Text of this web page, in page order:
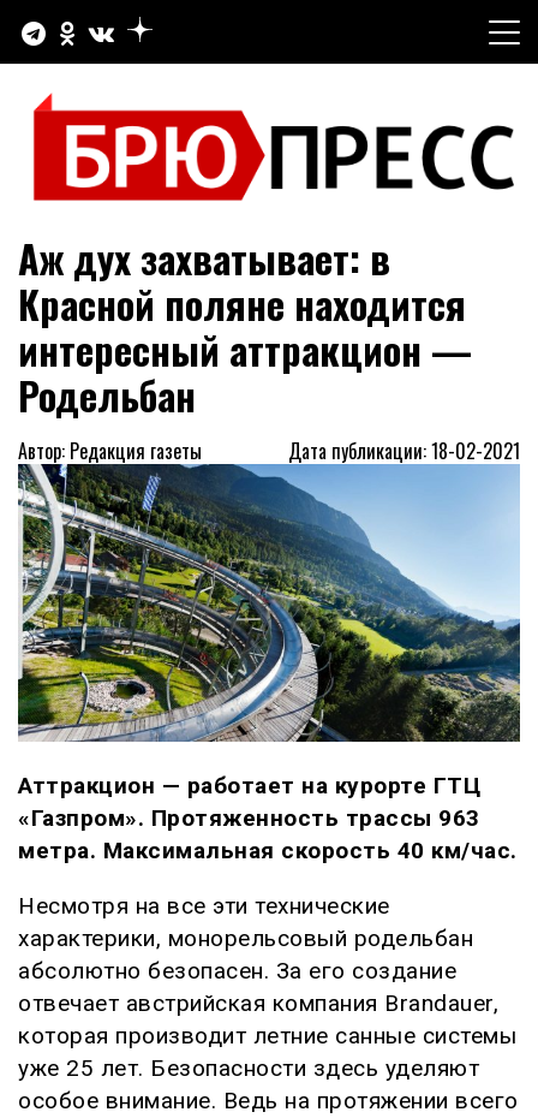
содержимому
БРЮПРЕСС
Официальный сайт газеты "Брюховецкие новости"
Аж дух захватывает: в
Красной поляне находится
интересный аттракцион —
Родельбан
Автор: Редакция газеты Дата публикации: 18-02-2021
Аттракцион — работает на курорте ГТЦ
«Газпром». Протяженность трассы 963
метра. Максимальная скорость 40 км/час.
Несмотря на все эти технические
характерики, монорельсовый родельбан
абсолютно безопасен. За его создание
отвечает австрийская компания Brandauer,
которая производит летние санные системы
уже 25 лет. Безопасности здесь уделяют
особое внимание. Ведь на протяжении всего